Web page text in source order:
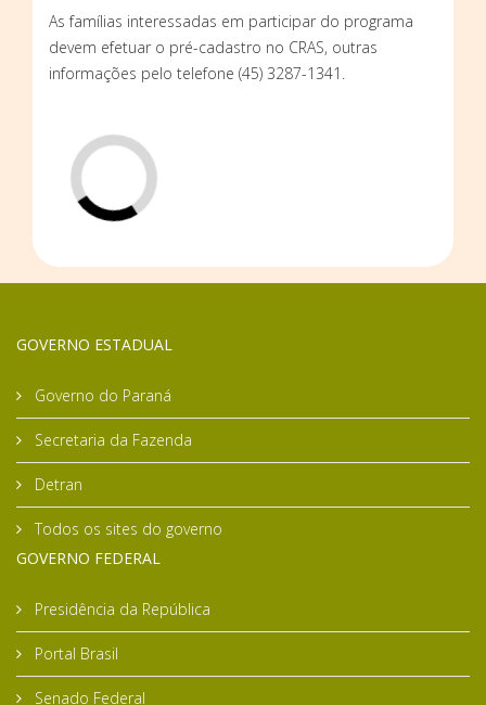
As famílias interessadas em participar do programa
devem efetuar o pré-cadastro no CRAS, outras
informações pelo telefone (45) 3287-1341.
GOVERNO ESTADUAL
Governo do Paraná
Secretaria da Fazenda
Detran
Todos os sites do governo
GOVERNO FEDERAL
Presidência da República
Portal Brasil
Senado Federal